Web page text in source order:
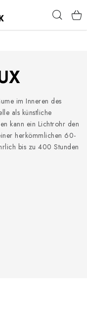
im Inneren des
als künstliche
kann ein Lichtrohr den
herkömmlichen 60-
bis zu 400 Stunden